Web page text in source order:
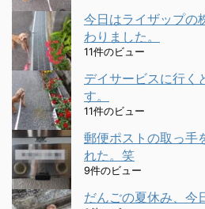
今日はライザップの
わりました。
11件のビュー
デイサービスに行く
す。
11件のビュー
郵便ポストの取っ手
れた。笑
9件のビュー
だんごの夏休み、今